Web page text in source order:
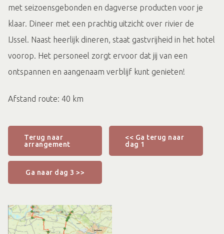
met seizoensgebonden en dagverse producten voor je
klaar. Dineer met een prachtig uitzicht over rivier de
IJssel. Naast heerlijk dineren, staat gastvrijheid in het hotel
voorop. Het personeel zorgt ervoor dat jij van een
ontspannen en aangenaam verblijf kunt genieten!
Afstand route: 40 km
Terug naar
arrangement
<< Ga terug naar
dag 1
Ga naar dag 3 >>